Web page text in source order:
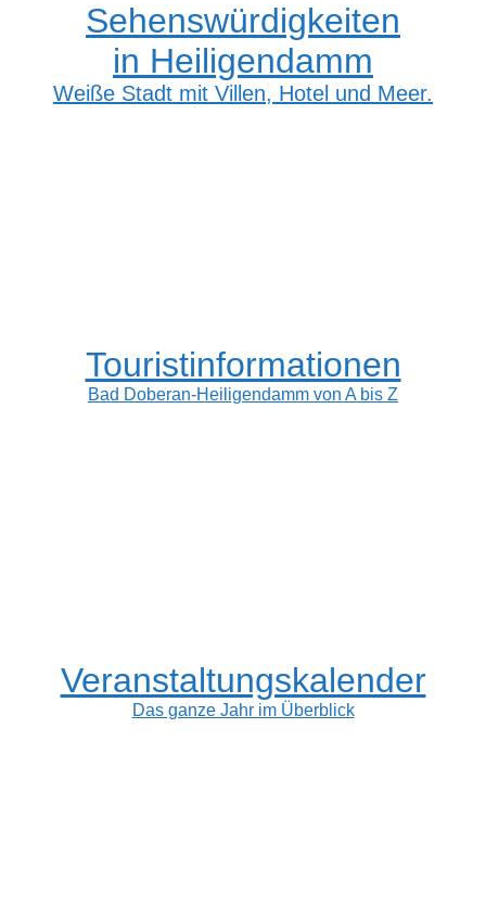
Sehenswürdigkeiten
in Heiligendamm
Weiße Stadt mit Villen, Hotel und Meer.
Touristinformationen
Bad Doberan-Heiligendamm von A bis Z
Veranstaltungskalender
Das ganze Jahr im Überblick